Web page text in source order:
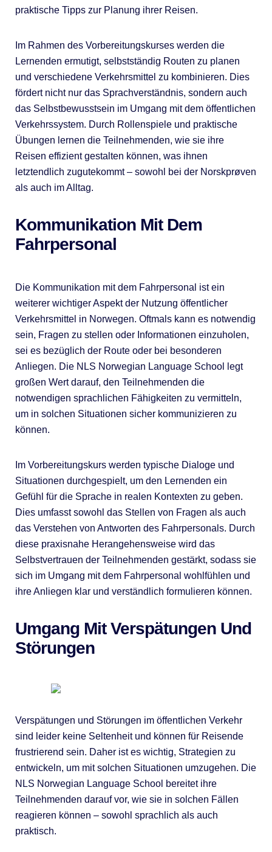
praktische Tipps zur Planung ihrer Reisen.
Im Rahmen des Vorbereitungskurses werden die
Lernenden ermutigt, selbstständig Routen zu planen
und verschiedene Verkehrsmittel zu kombinieren. Dies
fördert nicht nur das Sprachverständnis, sondern auch
das Selbstbewusstsein im Umgang mit dem öffentlichen
Verkehrssystem. Durch Rollenspiele und praktische
Übungen lernen die Teilnehmenden, wie sie ihre
Reisen effizient gestalten können, was ihnen
letztendlich zugutekommt – sowohl bei der Norskprøven
als auch im Alltag.
Kommunikation Mit Dem
Fahrpersonal
Die Kommunikation mit dem Fahrpersonal ist ein
weiterer wichtiger Aspekt der Nutzung öffentlicher
Verkehrsmittel in Norwegen. Oftmals kann es notwendig
sein, Fragen zu stellen oder Informationen einzuholen,
sei es bezüglich der Route oder bei besonderen
Anliegen. Die NLS Norwegian Language School legt
großen Wert darauf, den Teilnehmenden die
notwendigen sprachlichen Fähigkeiten zu vermitteln,
um in solchen Situationen sicher kommunizieren zu
können.
Im Vorbereitungskurs werden typische Dialoge und
Situationen durchgespielt, um den Lernenden ein
Gefühl für die Sprache in realen Kontexten zu geben.
Dies umfasst sowohl das Stellen von Fragen als auch
das Verstehen von Antworten des Fahrpersonals. Durch
diese praxisnahe Herangehensweise wird das
Selbstvertrauen der Teilnehmenden gestärkt, sodass sie
sich im Umgang mit dem Fahrpersonal wohlfühlen und
ihre Anliegen klar und verständlich formulieren können.
Umgang Mit Verspätungen Und
Störungen
Verspätungen und Störungen im öffentlichen Verkehr
sind leider keine Seltenheit und können für Reisende
frustrierend sein. Daher ist es wichtig, Strategien zu
entwickeln, um mit solchen Situationen umzugehen. Die
NLS Norwegian Language School bereitet ihre
Teilnehmenden darauf vor, wie sie in solchen Fällen
reagieren können – sowohl sprachlich als auch
praktisch.